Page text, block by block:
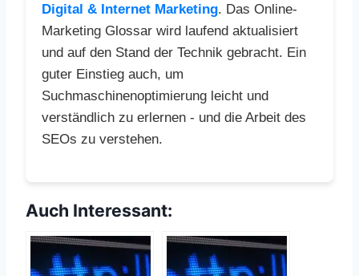
Digital & Internet Marketing. Das Online-
Marketing Glossar wird laufend aktualisiert
und auf den Stand der Technik gebracht. Ein
guter Einstieg auch, um
Suchmaschinenoptimierung leicht und
verständlich zu erlernen - und die Arbeit des
SEOs zu verstehen.
Auch Interessant: